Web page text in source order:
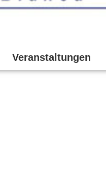
Veranstaltungen